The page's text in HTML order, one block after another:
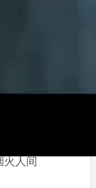
火人间